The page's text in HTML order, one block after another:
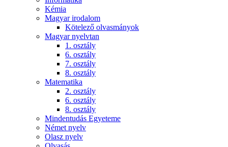
Kémia
Magyar irodalom
Kötelező olvasmányok
Magyar nyelvtan
1. osztály
6. osztály
7. osztály
8. osztály
Matematika
2. osztály
6. osztály
8. osztály
Mindentudás Egyeteme
Német nyelv
Olasz nyelv